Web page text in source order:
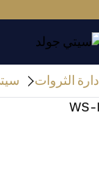
الثروات